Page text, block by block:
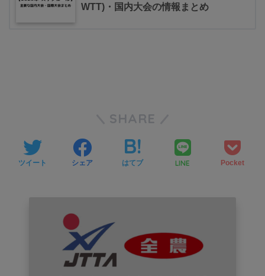
WTT)・国内大会の情報まとめ
SHARE
ツイート シェア はてブ LINE Pocket